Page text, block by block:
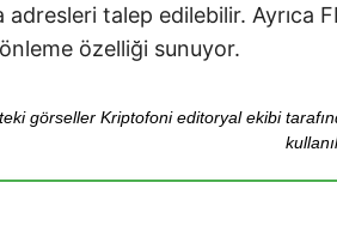
talep edilebilir. Ayrıca
özelliği sunuyor.
görseller Kriptofoni editoryal ekibi